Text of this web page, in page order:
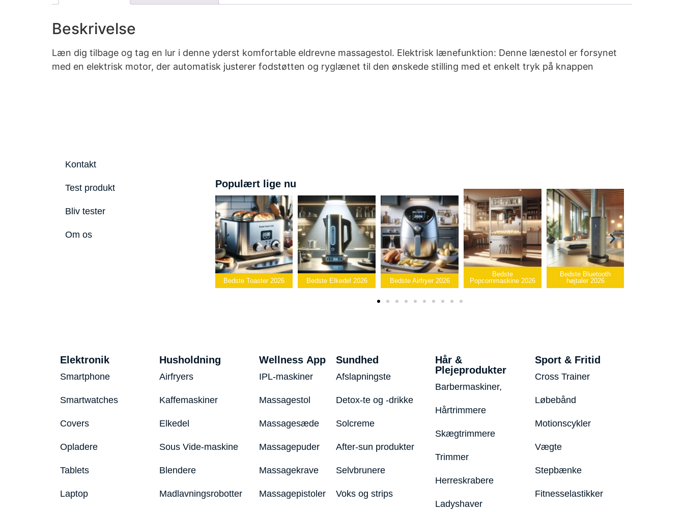
Beskrivelse
Læn dig tilbage og tag en lur i denne yderst komfortable eldrevne massagestol. Elektrisk lænefunktion: Denne lænestol er forsynet
med en elektrisk motor, der automatisk justerer fodstøtten og ryglænet til den ønskede stilling med et enkelt tryk på knappen
Kontakt
Test produkt
Bliv tester
Om os
Populært lige nu
Bedste Toaster 2026 Bedste Elkedel 2026 Bedste Airfryer 2026
Bedste
Popcornmaskine 2026
Bedste Bluetooth
højtaler 2026
Elektronik
Smartphone
Smartwatches
Covers
Opladere
Tablets
Laptop
Husholdning
Airfryers
Kaffemaskiner
Elkedel
Sous Vide-maskine
Blendere
Madlavningsrobotter
Wellness App
IPL-maskiner
Massagestol
Massagesæde
Massagepuder
Massagekrave
Massagepistoler
Sundhed
Afslapningste
Detox-te og -drikke
Solcreme
After-sun produkter
Selvbrunere
Voks og strips
Hår &
Plejeprodukter
Barbermaskiner,
Hårtrimmere
Skægtrimmere
Trimmer
Herreskrabere
Ladyshaver
Sport & Fritid
Cross Trainer
Løbebånd
Motionscykler
Vægte
Stepbænke
Fitnesselastikker